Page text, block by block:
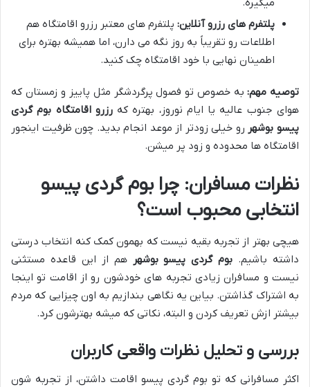
پلتفرم های رزرو آنلاین: پلتفرم های معتبر رزرو اقامتگاه هم
اطلاعات رو تقریباً به روز نگه می دارن، اما همیشه بهتره برای
اطمینان نهایی با خود اقامتگاه چک کنید.
توصیه مهم:به خصوص تو فصول پرگردشگر مثل پاییز و زمستان که
هوای جنوب عالیه یا ایام نوروز، بهتره کهرزرو اقامتگاه بوم گردی
پیسو بوشهر رو خیلی زودتر از موعد انجام بدید. چون ظرفیت اینجور
اقامتگاه ها محدوده و زود پر میشن.
نظرات مسافران: چرا بوم گردی پیسو
انتخابی محبوب است؟
هیچی بهتر از تجربه بقیه نیست که بهمون کمک کنه انتخاب درستی
داشته باشیم. بوم گردی پیسو بوشهر هم از این قاعده مستثنی
نیست و مسافران زیادی تجربه های خودشون رو از اقامت تو اینجا
به اشتراک گذاشتن. بیاین یه نگاهی بندازیم به اون چیزایی که مردم
بیشتر ازش تعریف کردن و البته، نکاتی که میشه بهترشون کرد.
بررسی و تحلیل نظرات واقعی کاربران
اکثر مسافرانی که تو بوم گردی پیسو اقامت داشتن، از تجربه شون